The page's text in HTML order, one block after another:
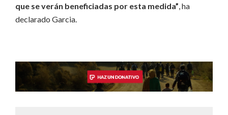
que se verán beneficiadas por esta medida”, ha
declarado Garcia.